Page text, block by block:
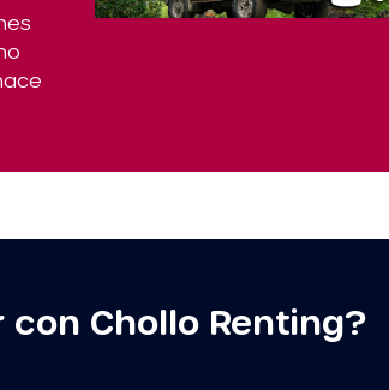
Chollo Renting?